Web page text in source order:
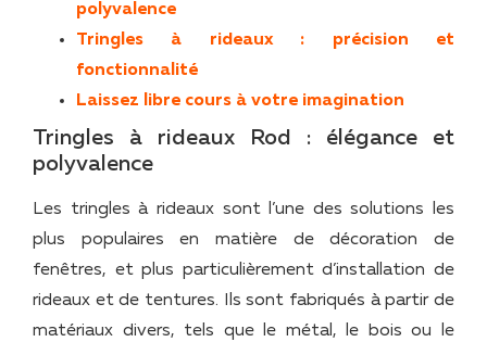
polyvalence
Tringles à rideaux : précision et
fonctionnalité
Laissez libre cours à votre imagination
Tringles à rideaux Rod : élégance et
polyvalence
Les tringles à rideaux sont l’une des solutions les
plus populaires en matière de décoration de
fenêtres, et plus particulièrement d’installation de
rideaux et de tentures. Ils sont fabriqués à partir de
matériaux divers, tels que le métal, le bois ou le